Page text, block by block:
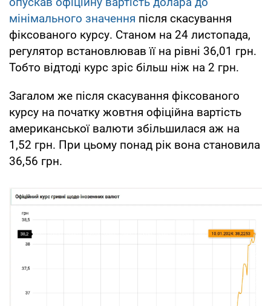
мінімального значення після скасування
фіксованого курсу. Станом на 24 листопада,
регулятор встановлював її на рівні 36,01 грн.
Тобто відтоді курс зріс більш ніж на 2 грн.
Загалом же після скасування фіксованого
курсу на початку жовтня офіційна вартість
американської валюти збільшилася аж на
1,52 грн. При цьому понад рік вона становила
36,56 грн.